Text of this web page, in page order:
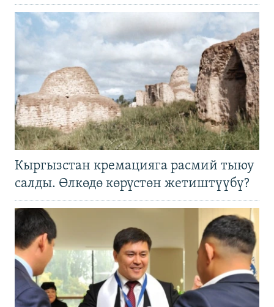
Кыргызстан кремацияга расмий тыюу
салды. Өлкөдө көрүстөн жетиштүүбү?